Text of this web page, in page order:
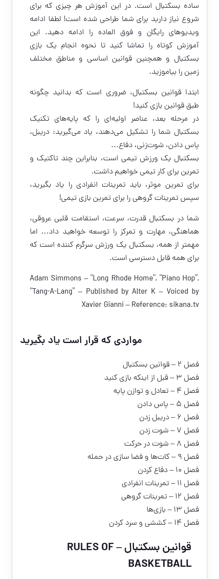
ساده بسکتبال است. در این آموزش هر چیزی که برای
شروع نیاز دارید برای شما طراحی شده است! لطفا ادامه
ویدیوهای رایگان و فوق العاده را ادامه دهید. این
آموزش کوتاه را تماشا کنید تا نحوه انجام یک بازی
بسکتبال و همچنین قوانین اساسی و مناطق مختلف
زمین را بیاموزید.
ابتدا قوانین بسکتبال، ضروری است که بدانید چگونه
طبق قوانین بازی کنید!
در مرحله بعد، عناصر اولیه‌ای را که پایه‌های تکنیک
بسکتبال شما را تشکیل می‌دهند، یاد می‌گیرید: دریبل،
پاس دادن، شوت‌زنی، دفاع…
بسکتبال یک ورزش تیمی است، بنابراین چند تاکتیک و
تمرین برای کار تیمی خواهیم داشت.
برای تمرین موثر، باید تمرینات انفرادی را یاد بگیرید،
سپس تمرینات گروهی را برای تمرین بازی تیمی!
شما در بسکتبال قدرت، سرعت، استقامت قلبی عروقی،
هماهنگی، مهارت و تمرکز را توسعه خواهید داد… اما
مهمتر از همه، بسکتبال یک ورزش سرگرم کننده است که
برای همه قابل دسترسی است.
Adam Simmons – “Long Rhode Home”, “Piano Hop”,
“Tang-A-Lang” – Published by Alter K – Voiced by
Xavier Gianni – Reference: sikana.tv
مواردی که قرار است یاد بگیرید
فصل ۲ – قوانین بسکتبال
فصل ۳ – قبل از اینکه بازی کنید
فصل ۴ – تعادل و توازن پایه
فصل ۵ – پاس دادن
فصل ۶ – دریبل زدن
فصل ۷ – شوت زدن
فصل ۸ – شوت در حرکت
فصل ۹ – کات‌ها و فضا سازی در حمله
فصل ۱۰ – دفاع کردن
فصل ۱۱ – تمرینات انفرادی
فصل ۱۲ – تمرینات گروهی
فصل ۱۳ – بازی‌ها
فصل ۱۴ – کششی و سرد کردن
قوانین بسکتبال – RULES OF
BASKETBALL